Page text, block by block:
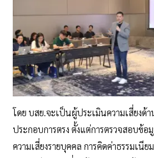
โดย บสย.จะเป็นผู้ประเมินความเสี่ยงด้
ประกอบการตรง ตั้งแต่การตรวจสอบข้อ
ความเสี่ยงรายบุคคล การคิดค่าธรรมเนีย